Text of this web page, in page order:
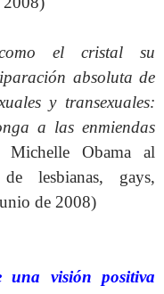
el cristal su
absoluta de
y transexuales:
a las enmiendas
Michelle Obama al
lesbianas, gays,
de 2008)
una visión positiva